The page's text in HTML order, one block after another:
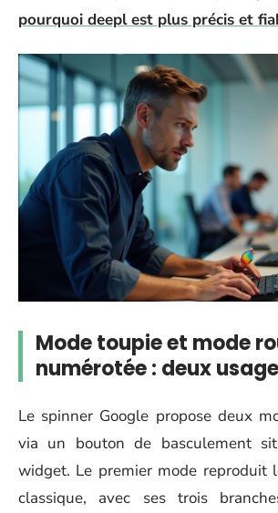
pourquoi deepl est plus précis et
Mode toupie et mode
numérotée : deux
Le spinner Google propose deux
via un bouton de basculement
widget. Le premier mode reproduit
classique, avec ses trois